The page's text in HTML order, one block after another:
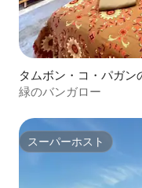
タムボン・コ・パガン
緑のバンガロー
スーパーホスト
スーパーホスト